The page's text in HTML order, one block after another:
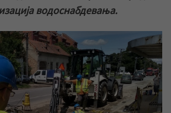
водоснабдевања.